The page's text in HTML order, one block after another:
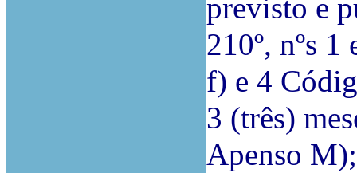
previsto e
210º, nºs 1
f) e 4
3 (três)
Apenso M);